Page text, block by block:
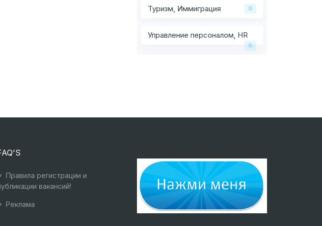
Туризм, Иммиграция 0
Управление персоналом, HR
0
Правила регистрации и
вакансий!
Реклама